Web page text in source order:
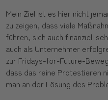
Mein Ziel ist es hier nicht
zu zeigen, dass viele
führen, sich auch finanziell
auch als Unternehmer
zur Fridays-for-Future-
dass das reine Protestieren
man an der Lösung des